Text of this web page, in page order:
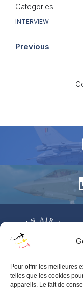
Pour offrir les meilleures
telles que les cookies
appareils. Le fait de
Categories
INTERVIEW
Previous
Pour toute information